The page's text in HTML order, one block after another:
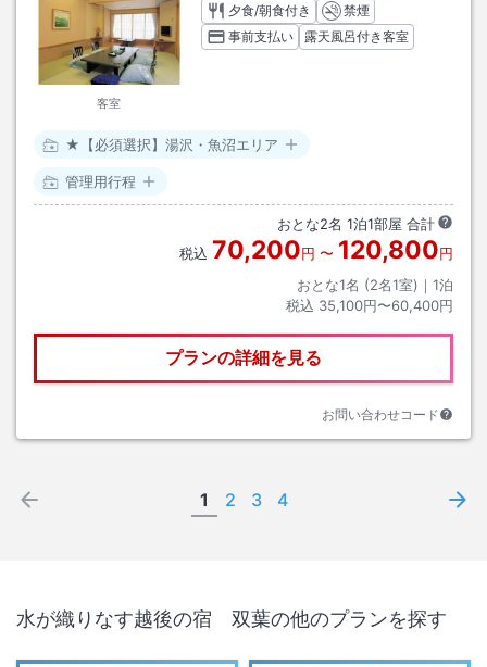
客室
夕食/朝食付き
禁煙
事前支払い
露天風呂付き客室
★【必須選択】湯沢・魚沼エリア
管理用行程
おとな2名 1泊1部屋 合計
税込 70,200円 〜 120,800円
おとな1名 (2名1室)｜ 1泊
税込 35,100円〜60,400円
プランの詳細を見る
お問い合わせコード
1 2 3 4
水が織りなす越後の宿 双葉の他のプランを探す